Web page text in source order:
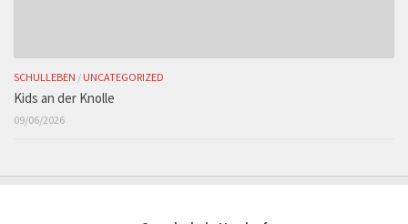
SCHULLEBEN / UNCATEGORIZED
Kids an der Knolle
09/06/2026